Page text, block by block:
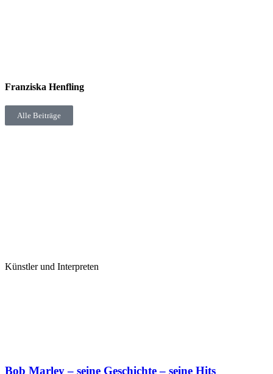
Franziska Henfling
Alle Beiträge
Künstler und Interpreten
Bob Marley – seine Geschichte – seine Hits